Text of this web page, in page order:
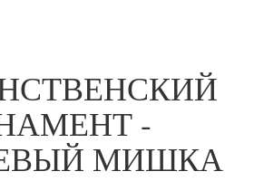
-
МИШКА